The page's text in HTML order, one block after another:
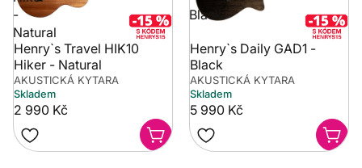
-
Natural
Henry`s Travel HIK10
Hiker - Natural
AKUSTICKÁ KYTARA
Skladem
2 990 Kč
Black
Henry`s Daily GAD1 -
Black
AKUSTICKÁ KYTARA
Skladem
5 990 Kč